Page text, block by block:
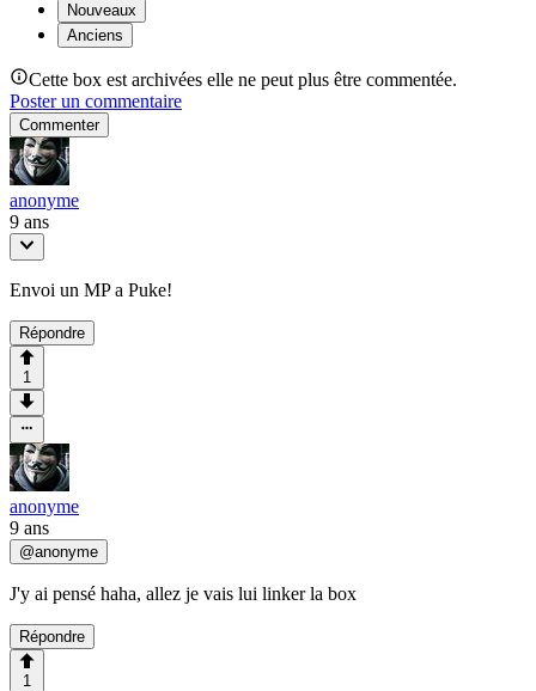
Nouveaux
Anciens
Cette box est archivées elle ne peut plus être commentée.
Poster un commentaire
Commenter
anonyme
9 ans
Envoi un MP a Puke!
Répondre
1
anonyme
9 ans
@anonyme
J'y ai pensé haha, allez je vais lui linker la box
Répondre
1